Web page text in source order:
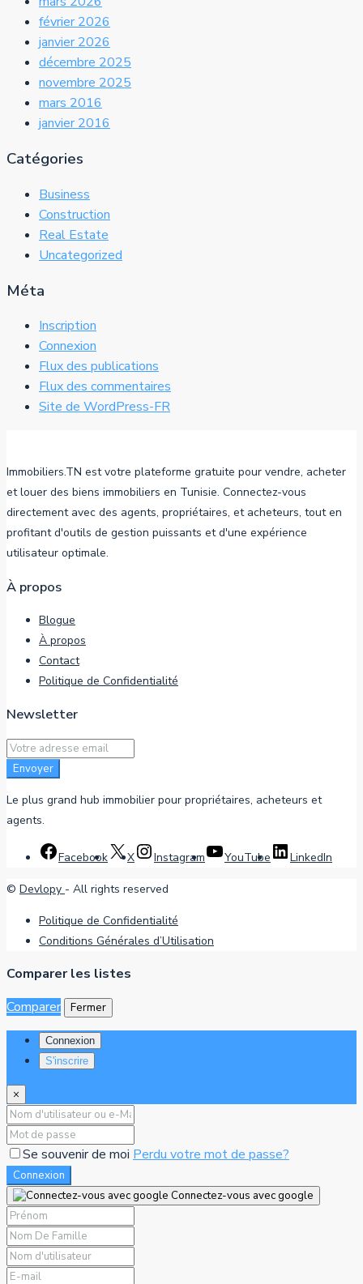
février 2026
janvier 2026
décembre 2025
novembre 2025
mars 2016
janvier 2016
Catégories
Business
Construction
Real Estate
Uncategorized
Méta
Inscription
Connexion
Flux des publications
Flux des commentaires
Site de WordPress-FR
Immobiliers.TN est votre plateforme gratuite pour vendre, acheter
et louer des biens immobiliers en Tunisie. Connectez-vous
directement avec des agents, propriétaires, et acheteurs, tout en
profitant d'outils de gestion puissants et d'une expérience
utilisateur optimale.
À propos
Blogue
À propos
Contact
Politique de Confidentialité
Newsletter
Envoyer
Le plus grand hub immobilier pour propriétaires, acheteurs et
agents.
Facebook X Instagram YouTube LinkedIn
© Devlopy - All rights reserved
Politique de Confidentialité
Conditions Générales d’Utilisation
Comparer les listes
Comparer
Fermer
Connexion
S'inscrire
×
Se souvenir de moi Perdu votre mot de passe?
Connexion
Connectez-vous avec google